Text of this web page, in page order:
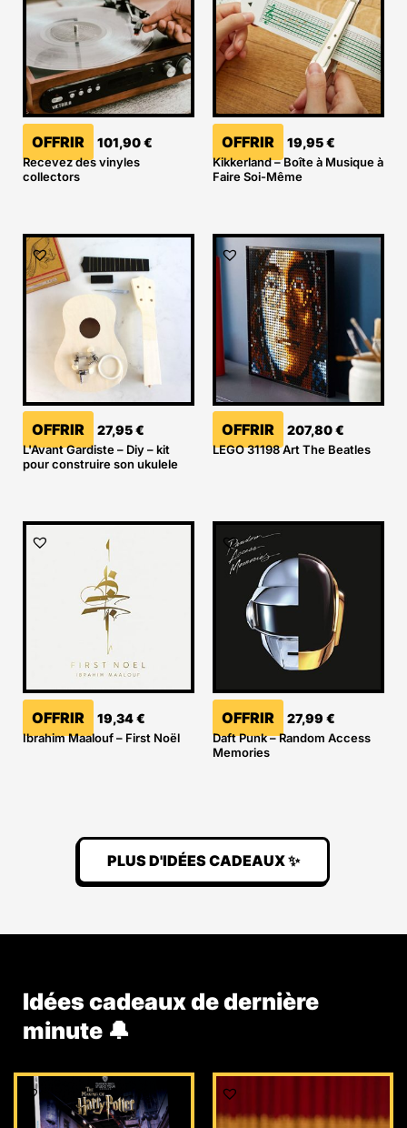
OFFRIR 101,90€
Recevez des vinyles
collectors
OFFRIR 19,95€
Kikkerland – Boîte à Musique à
Faire Soi-Même
OFFRIR 27,95€
L'Avant Gardiste – Diy – kit
pour construire son ukulele
OFFRIR 207,80€
LEGO 31198 Art The Beatles
OFFRIR 19,34€
Ibrahim Maalouf – First Noël
OFFRIR 27,99 €
Daft Punk – Random Access
Memories
PLUS D'IDÉES CADEAUX ✨
Idées cadeaux de dernière
minute 🔔